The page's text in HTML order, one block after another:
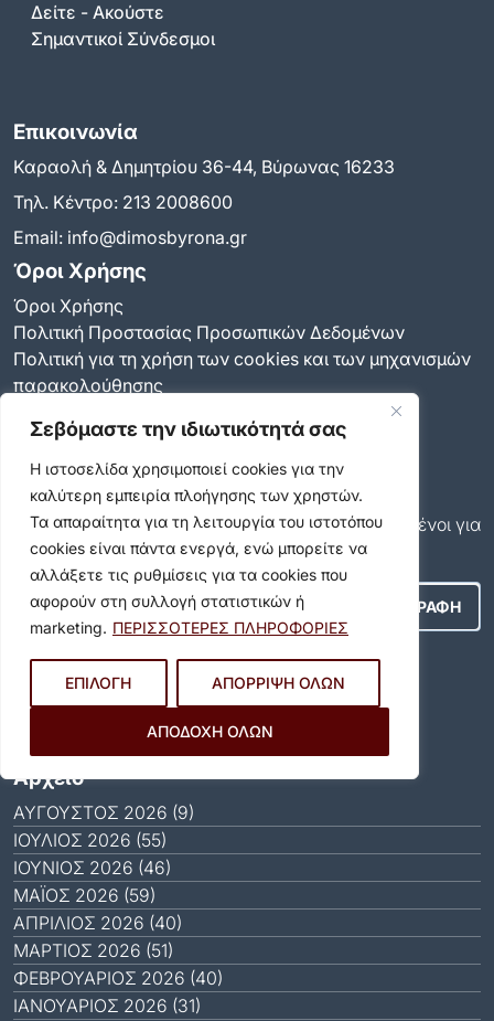
Σεβόμαστε την ιδιωτικότητά σας
Η ιστοσελίδα χρησιμοποιεί cookies για την
καλύτερη εμπειρία πλοήγησης των χρηστών.
Τα απαραίτητα για τη λειτουργία του ιστοτόπου
cookies είναι πάντα ενεργά, ενώ μπορείτε να
αλλάξετε τις ρυθμίσεις για τα cookies που
αφορούν στη συλλογή στατιστικών ή
marketing. ΠΕΡΙΣΣΟΤΕΡΕΣ ΠΛΗΡΟΦΟΡΙΕΣ
ΕΠΙΛΟΓΗ ΑΠΟΡΡΙΨΗ ΟΛΩΝ
ΑΠΟΔΟΧΗ ΟΛΩΝ
Δείτε - Ακούστε
Σημαντικοί Σύνδεσμοι
Επικοινωνία
Καραολή & Δημητρίου 36-44, Βύρωνας 16233
Τηλ. Κέντρο: 213 2008600
Email: info@dimosbyrona.gr
Όροι Χρήσης
Όροι Χρήσης
Πολιτική Προστασίας Προσωπικών Δεδομένων
Πολιτική για τη χρήση των cookies και των μηχανισμών
παρακολούθησης
Ρυθμίσεις Ιδιωτικότητας
Newsletter
Εγγραφείτε και εσείς συνδρομητές στο δωρεάν
newsletter του Δήμου και μείνετε πάντα ενημερωμένοι για
όλα όσα συμβαίνουν στον δήμο μας!
Αποδέχομαι τουςΌρους Χρήσης.
Social Media
Αρχείο
ΑΎΓΟΥΣΤΟΣ 2026 (9)
ΙΟΎΛΙΟΣ 2026 (55)
ΙΟΎΝΙΟΣ 2026 (46)
ΜΆΙΟΣ 2026 (59)
ΑΠΡΊΛΙΟΣ 2026 (40)
ΜΆΡΤΙΟΣ 2026 (51)
ΦΕΒΡΟΥΆΡΙΟΣ 2026 (40)
ΙΑΝΟΥΆΡΙΟΣ 2026 (31)